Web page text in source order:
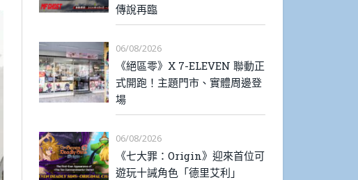
傳說再臨
06/08/2026
《絕區零》X 7-ELEVEN 聯動正
式開跑！主題門市、實體周邊登
場
06/08/2026
《七大罪：Origin》迎來首位可
遊玩十誡角色「德里艾利」